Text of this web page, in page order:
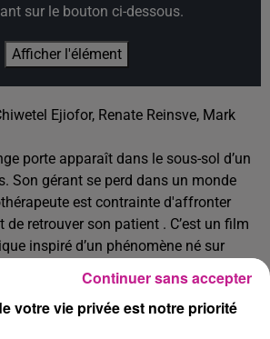
sur le bouton ci-dessous.
Afficher l'élément
Ejiofor, Renate Reinsve, Mark
porte apparaît dans le sous-sol d’un
Son gérant se perd dans un monde
est contrainte d'affronter
de retrouver son patient . C’est un film
inspiré d’un phénomène né sur
Kane Parsons. Backrooms est en
films les plus rentables de l’année
votre vie privée est notre priorité
Continuer sans accepter